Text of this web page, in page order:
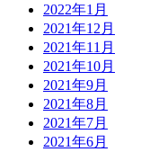
2022年1月
2021年12月
2021年11月
2021年10月
2021年9月
2021年8月
2021年7月
2021年6月